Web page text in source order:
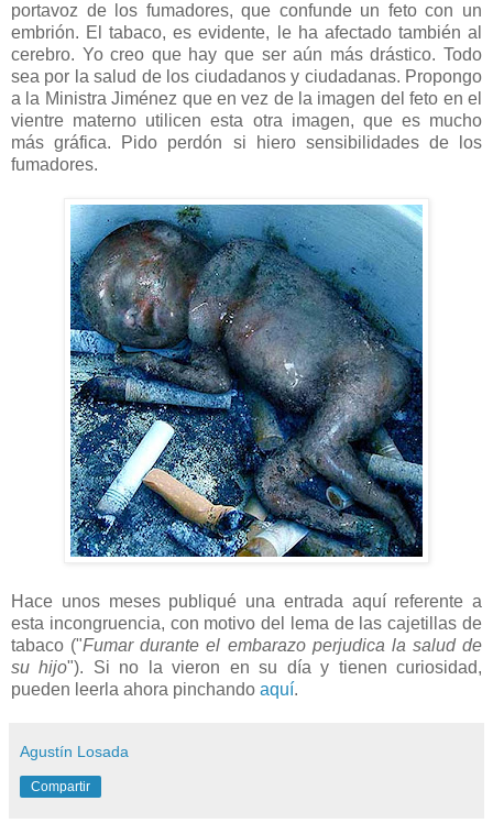
portavoz de los fumadores, que confunde un feto con un
embrión. El tabaco, es evidente, le ha afectado también al
cerebro. Yo creo que hay que ser aún más drástico. Todo
sea por la salud de los ciudadanos y ciudadanas. Propongo
a la Ministra Jiménez que en vez de la imagen del feto en el
vientre materno utilicen esta otra imagen, que es mucho
más gráfica. Pido perdón si hiero sensibilidades de los
fumadores.
Hace unos meses publiqué una entrada aquí referente a
esta incongruencia, con motivo del lema de las cajetillas de
tabaco ("Fumar durante el embarazo perjudica la salud de
su hijo"). Si no la vieron en su día y tienen curiosidad,
pueden leerla ahora pinchando aquí.
Agustín Losada
Compartir